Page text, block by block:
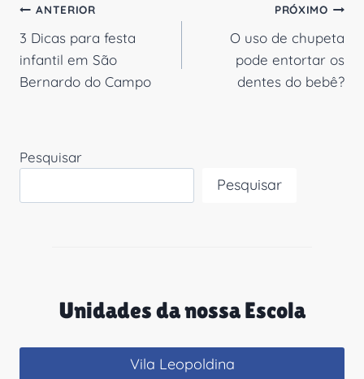
Navegação
de
Post
ANTERIOR
3 Dicas para festa
infantil em São
Bernardo do Campo
PRÓXIMO
O uso de chupeta
pode entortar os
dentes do bebê?
Pesquisar
Pesquisar
Unidades da nossa Escola
Vila Leopoldina